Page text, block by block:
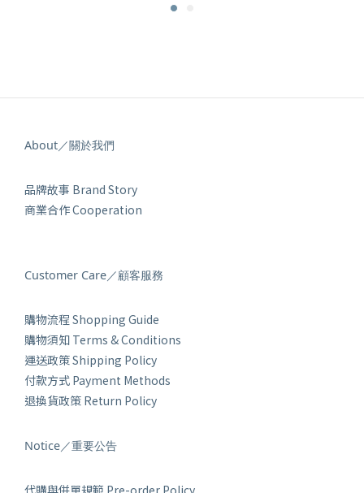
About／關於我們
品牌故事 Brand Story
商業合作 Cooperation
Customer Care／顧客服務
購物流程 Shopping Guide
購物須知 Terms & Conditions
運送政策 Shipping Policy
付款方式 Payment Methods
退換貨政策 Return Policy
Notice／重要公告
代購與併單規範 Pre-order Policy